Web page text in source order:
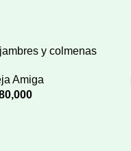
y colmenas
Amiga